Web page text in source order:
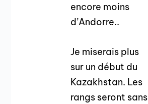
encore moins
d’Andorre..
Je miserais plus
sur un début du
Kazakhstan. Les
rangs seront sans